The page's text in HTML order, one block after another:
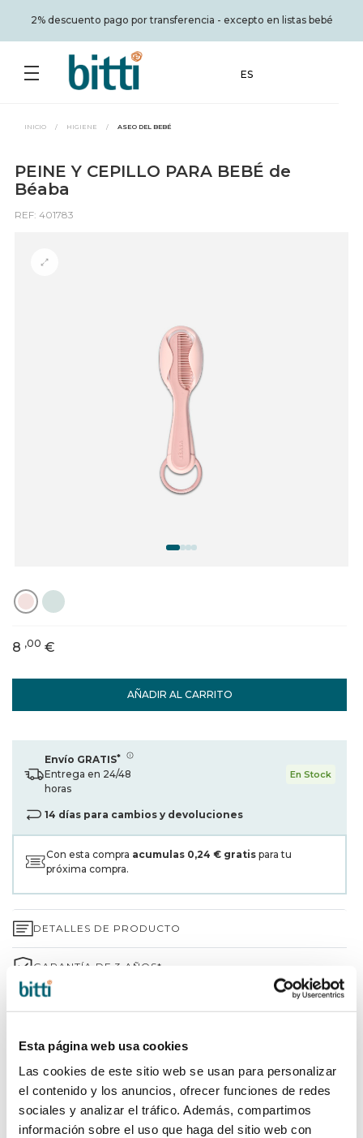
Esta página web usa cookies
Las cookies de este sitio web se usan para personalizar
el contenido y los anuncios, ofrecer funciones de redes
sociales y analizar el tráfico. Además, compartimos
información sobre el uso que haga del sitio web con
2% descuento pago por transferencia - excepto en listas bebé
ES
INICIO / HIGIENE / ASEO DEL BEBÉ
PEINE Y CEPILLO PARA BEBÉ de
Béaba
REF: 401783
AÑADIR AL CARRITO
8 ,00 €
Envío GRATIS*
Entrega en 24/48
horas
En Stock
14 días para cambios y devoluciones
Con esta compra acumulas 0,24 € gratis para tu
próxima compra.
DETALLES DE PRODUCTO
GARANTÍA DE 3 AÑOS*
¿POR QUÉ ELEGIR BITTI?